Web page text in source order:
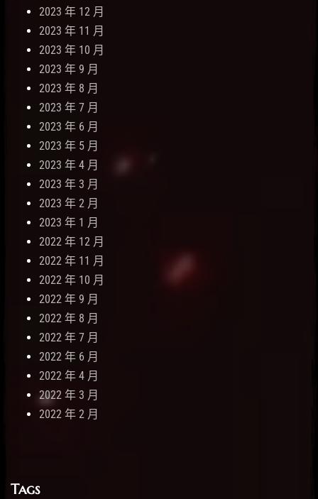
2023 年 12 月
2023 年 11 月
2023 年 10 月
2023 年 9 月
2023 年 8 月
2023 年 7 月
2023 年 6 月
2023 年 5 月
2023 年 4 月
2023 年 3 月
2023 年 2 月
2023 年 1 月
2022 年 12 月
2022 年 11 月
2022 年 10 月
2022 年 9 月
2022 年 8 月
2022 年 7 月
2022 年 6 月
2022 年 4 月
2022 年 3 月
2022 年 2 月
Tags